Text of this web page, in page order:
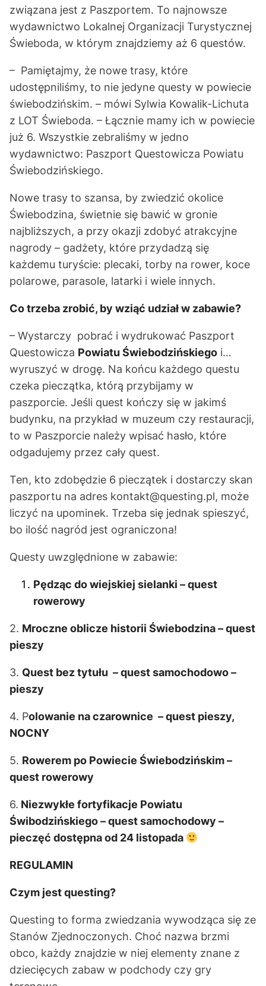
związana jest z Paszportem. To najnowsze
wydawnictwo Lokalnej Organizacji Turystycznej
Świeboda, w którym znajdziemy aż 6 questów.
– Pamiętajmy, że nowe trasy, które
udostępniliśmy, to nie jedyne questy w powiecie
świebodzińskim. – mówi Sylwia Kowalik-Lichuta
z LOT Świeboda. – Łącznie mamy ich w powiecie
już 6. Wszystkie zebraliśmy w jedno
wydawnictwo: Paszport Questowicza Powiatu
Świebodzińskiego.
Nowe trasy to szansa, by zwiedzić okolice
Świebodzina, świetnie się bawić w gronie
najbliższych, a przy okazji zdobyć atrakcyjne
nagrody – gadżety, które przydadzą się
każdemu turyście: plecaki, torby na rower, koce
polarowe, parasole, latarki i wiele innych.
Co trzeba zrobić, by wziąć udział w zabawie?
– Wystarczy pobrać i wydrukować Paszport
Questowicza Powiatu Świebodzińskiego i…
wyruszyć w drogę. Na końcu każdego questu
czeka pieczątka, którą przybijamy w
paszporcie. Jeśli quest kończy się w jakimś
budynku, na przykład w muzeum czy restauracji,
to w Paszporcie należy wpisać hasło, które
odgadujemy przez cały quest.
Ten, kto zdobędzie 6 pieczątek i dostarczy skan
paszportu na adres kontakt@questing.pl, może
liczyć na upominek. Trzeba się jednak spieszyć,
bo ilość nagród jest ograniczona!
Questy uwzględnione w zabawie:
Pędząc do wiejskiej sielanki – quest
rowerowy
2. Mroczne oblicze historii Świebodzina – quest
pieszy
3. Quest bez tytułu – quest samochodowo –
pieszy
4. Polowanie na czarownice – quest pieszy,
NOCNY
5. Rowerem po Powiecie Świebodzińskim –
quest rowerowy
6. Niezwykłe fortyfikacje Powiatu
Świbodzińskiego – quest samochodowy –
pieczęć dostępna od 24 listopada
REGULAMIN
Czym jest questing?
Questing to forma zwiedzania wywodząca się ze
Stanów Zjednoczonych. Choć nazwa brzmi
obco, każdy znajdzie w niej elementy znane z
dziecięcych zabaw w podchody czy gry